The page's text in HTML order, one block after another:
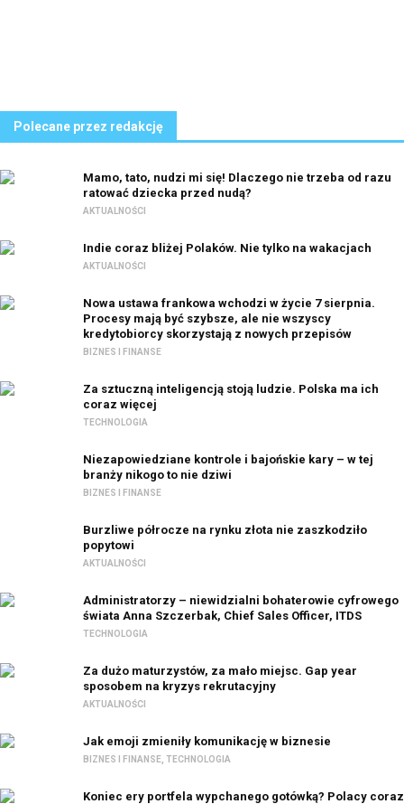
Polecane przez redakcję
Mamo, tato, nudzi mi się! Dlaczego nie trzeba od razu
ratować dziecka przed nudą?
AKTUALNOŚCI
Indie coraz bliżej Polaków. Nie tylko na wakacjach
AKTUALNOŚCI
Nowa ustawa frankowa wchodzi w życie 7 sierpnia.
Procesy mają być szybsze, ale nie wszyscy
kredytobiorcy skorzystają z nowych przepisów
BIZNES I FINANSE
Za sztuczną inteligencją stoją ludzie. Polska ma ich
coraz więcej
TECHNOLOGIA
Niezapowiedziane kontrole i bajońskie kary – w tej
branży nikogo to nie dziwi
BIZNES I FINANSE
Burzliwe półrocze na rynku złota nie zaszkodziło
popytowi
AKTUALNOŚCI
Administratorzy – niewidzialni bohaterowie cyfrowego
świata Anna Szczerbak, Chief Sales Officer, ITDS
TECHNOLOGIA
Za dużo maturzystów, za mało miejsc. Gap year
sposobem na kryzys rekrutacyjny
AKTUALNOŚCI
Jak emoji zmieniły komunikację w biznesie
BIZNES I FINANSE TECHNOLOGIA
Koniec ery portfela wypchanego gotówką? Polacy coraz